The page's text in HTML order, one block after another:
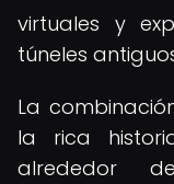
virtuales y
túneles
La
la rica
alrededor